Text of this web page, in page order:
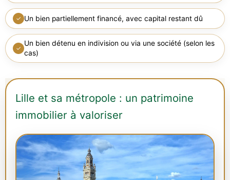
✓ Un bien partiellement financé, avec capital restant dû
✓
Un bien détenu en indivision ou via une société (selon les
cas)
Lille et sa métropole : un patrimoine
immobilier à valoriser